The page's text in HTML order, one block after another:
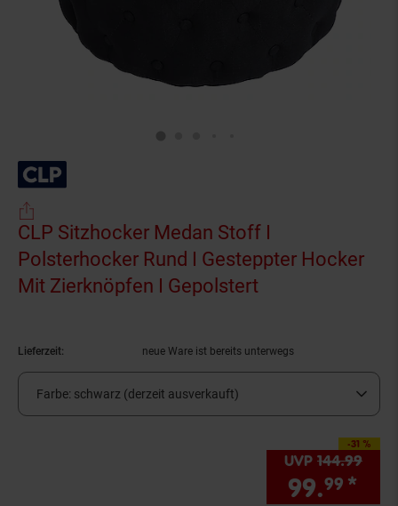
CLP Sitzhocker Medan Stoff I
Polsterhocker Rund I Gesteppter Hocker
Mit Zierknöpfen I Gepolstert
Lieferzeit: neue Ware ist bereits unterwegs
Farbe: schwarz (derzeit ausverkauft)
-31 %
Sie Sparen 31
UVP 144.99UVP
99.99 *